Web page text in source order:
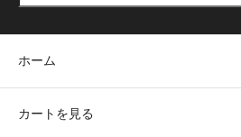
ホーム
カートを見る